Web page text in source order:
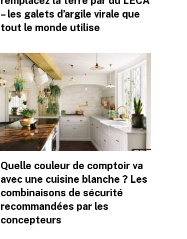
– les galets d’argile virale que
tout le monde utilise
Quelle couleur de comptoir va
avec une cuisine blanche ? Les
combinaisons de sécurité
recommandées par les
concepteurs